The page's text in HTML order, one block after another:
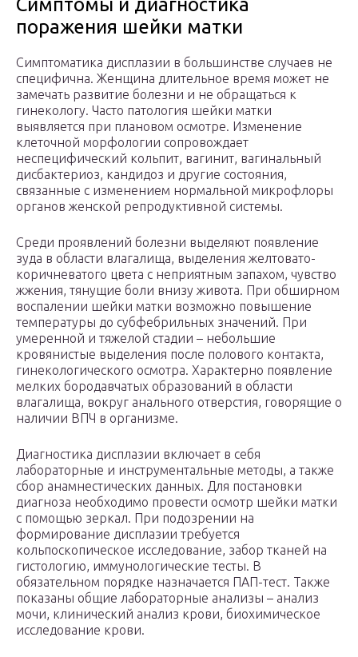
Симптомы и диагностика
поражения шейки матки
Симптоматика дисплазии в большинстве случаев не
специфична. Женщина длительное время может не
замечать развитие болезни и не обращаться к
гинекологу. Часто патология шейки матки
выявляется при плановом осмотре. Изменение
клеточной морфологии сопровождает
неспецифический кольпит, вагинит, вагинальный
дисбактериоз, кандидоз и другие состояния,
связанные с изменением нормальной микрофлоры
органов женской репродуктивной системы.
Среди проявлений болезни выделяют появление
зуда в области влагалища, выделения желтовато-
коричневатого цвета с неприятным запахом, чувство
жжения, тянущие боли внизу живота. При обширном
воспалении шейки матки возможно повышение
температуры до субфебрильных значений. При
умеренной и тяжелой стадии – небольшие
кровянистые выделения после полового контакта,
гинекологического осмотра. Характерно появление
мелких бородавчатых образований в области
влагалища, вокруг анального отверстия, говорящие о
наличии ВПЧ в организме.
Диагностика дисплазии включает в себя
лабораторные и инструментальные методы, а также
сбор анамнестических данных. Для постановки
диагноза необходимо провести осмотр шейки матки
с помощью зеркал. При подозрении на
формирование дисплазии требуется
кольпоскопическое исследование, забор тканей на
гистологию, иммунологические тесты. В
обязательном порядке назначается ПАП-тест. Также
показаны общие лабораторные анализы – анализ
мочи, клинический анализ крови, биохимическое
исследование крови.